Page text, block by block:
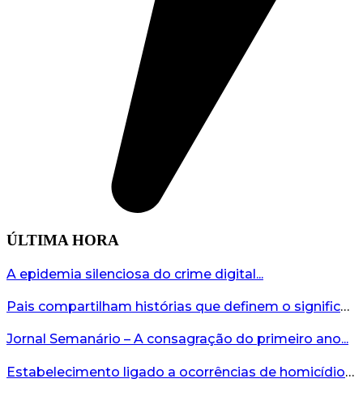
ÚLTIMA HORA
A epidemia silenciosa do crime digital...
Pais compartilham histórias que definem o significado da missão...
Jornal Semanário – A consagração do primeiro ano...
Estabelecimento ligado a ocorrências de homicídio é interditado durante fiscalização em Bento...